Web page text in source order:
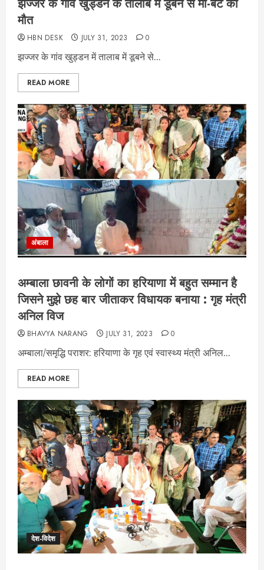
झज्जर के गांव खुड्डन के तालाब में डूबने से मां-बेटे की
मौत
HBN DESK JULY 31, 2023 0
झज्जर के गांव खुड्डन में तालाब में डूबने से...
READ MORE
अंबाला
अम्बाला छावनी के लोगों का हरियाणा में बहुत सम्मान है
जिसने मुझे छह बार जीताकर विधायक बनाया : गृह मंत्री
अनिल विज
BHAVYA NARANG JULY 31, 2023 0
अम्बाला/समृद्धि पराशर: हरियाणा के गृह एवं स्वास्थ्य मंत्री अनिल...
READ MORE
देश-विदेश